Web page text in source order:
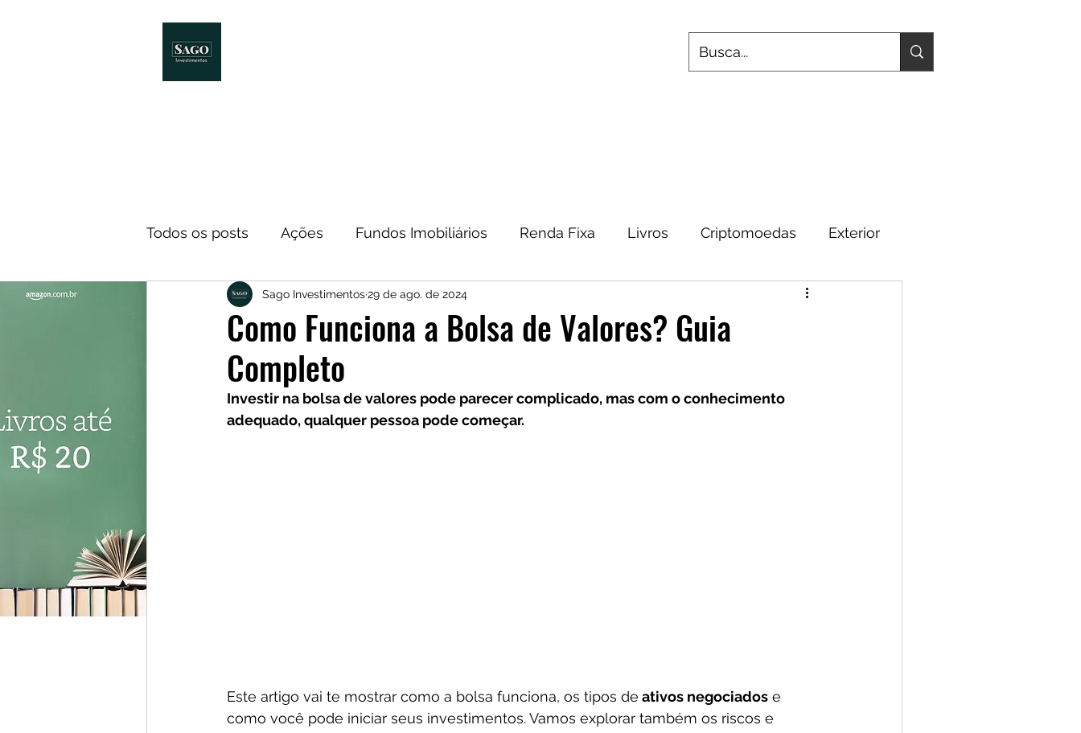
Todos os posts Ações Fundos Imobiliários Renda Fixa Livros Criptomoedas Exterior
Notícias ETF Economia Metais Preciosos Fundamentos
Investidores Cursos
Como Funciona a Bolsa de Valores? Guia
Completo
Sago Investimentos29 de ago. de 2024
Investir na bolsa de valores pode parecer complicado, mas com o conhecimento
adequado, qualquer pessoa pode começar.
Este artigo vai te mostrar como a bolsa funciona, os tipos de ativos negociados e
como você pode iniciar seus investimentos. Vamos explorar também os riscos e